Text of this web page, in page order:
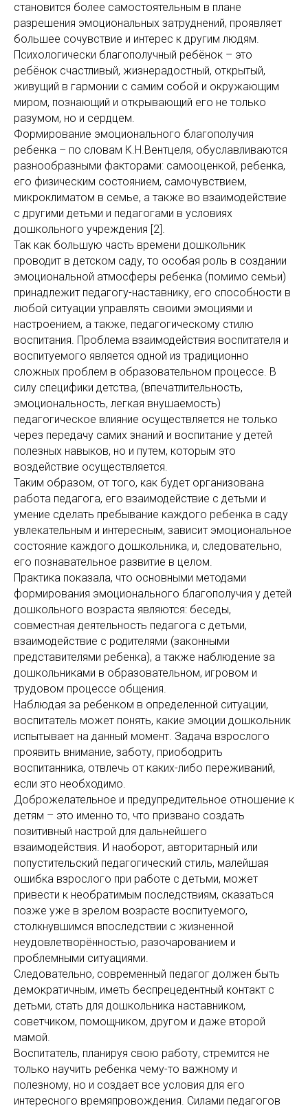
становится более самостоятельным в плане
разрешения эмоциональных затруднений, проявляет
большее сочувствие и интерес к другим людям.
Психологически благополучный ребёнок – это
ребёнок счастливый, жизнерадостный, открытый,
живущий в гармонии с самим собой и окружающим
миром, познающий и открывающий его не только
разумом, но и сердцем.
Формирование эмоционального благополучия
ребенка – по словам К.Н.Вентцеля, обуславливаются
разнообразными факторами: самооценкой, ребенка,
его физическим состоянием, самочувствием,
микроклиматом в семье, а также во взаимодействие
с другими детьми и педагогами в условиях
дошкольного учреждения [2].
Так как большую часть времени дошкольник
проводит в детском саду, то особая роль в создании
эмоциональной атмосферы ребенка (помимо семьи)
принадлежит педагогу-наставнику, его способности в
любой ситуации управлять своими эмоциями и
настроением, а также, педагогическому стилю
воспитания. Проблема взаимодействия воспитателя и
воспитуемого является одной из традиционно
сложных проблем в образовательном процессе. В
силу специфики детства, (впечатлительность,
эмоциональность, легкая внушаемость)
педагогическое влияние осуществляется не только
через передачу самих знаний и воспитание у детей
полезных навыков, но и путем, которым это
воздействие осуществляется.
Таким образом, от того, как будет организована
работа педагога, его взаимодействие с детьми и
умение сделать пребывание каждого ребенка в саду
увлекательным и интересным, зависит эмоциональное
состояние каждого дошкольника, и, следовательно,
его познавательное развитие в целом.
Практика показала, что основными методами
формирования эмоционального благополучия у детей
дошкольного возраста являются: беседы,
совместная деятельность педагога с детьми,
взаимодействие с родителями (законными
представителями ребенка), а также наблюдение за
дошкольниками в образовательном, игровом и
трудовом процессе общения.
Наблюдая за ребенком в определенной ситуации,
воспитатель может понять, какие эмоции дошкольник
испытывает на данный момент. Задача взрослого
проявить внимание, заботу, приободрить
воспитанника, отвлечь от каких-либо переживаний,
если это необходимо.
Доброжелательное и предупредительное отношение к
детям – это именно то, что призвано создать
позитивный настрой для дальнейшего
взаимодействия. И наоборот, авторитарный или
попустительский педагогический стиль, малейшая
ошибка взрослого при работе с детьми, может
привести к необратимым последствиям, сказаться
позже уже в зрелом возрасте воспитуемого,
столкнувшимся впоследствии с жизненной
неудовлетворённостью, разочарованием и
проблемными ситуациями.
Следовательно, современный педагог должен быть
демократичным, иметь беспрецедентный контакт с
детьми, стать для дошкольника наставником,
советчиком, помощником, другом и даже второй
мамой.
Воспитатель, планируя свою работу, стремится не
только научить ребенка чему-то важному и
полезному, но и создает все условия для его
интересного времяпровождения. Силами педагогов